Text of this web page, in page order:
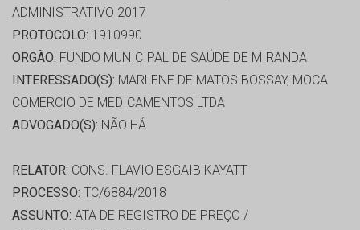
ADMINISTRATIVO 2017
PROTOCOLO: 1910990
ORGÃO: FUNDO MUNICIPAL DE SAÚDE DE MIRANDA
INTERESSADO(S): MARLENE DE MATOS BOSSAY, MOCA
COMERCIO DE MEDICAMENTOS LTDA
ADVOGADO(S): NÃO HÁ
RELATOR: CONS. FLAVIO ESGAIB KAYATT
PROCESSO: TC/6884/2018
ASSUNTO: ATA DE REGISTRO DE PREÇO /